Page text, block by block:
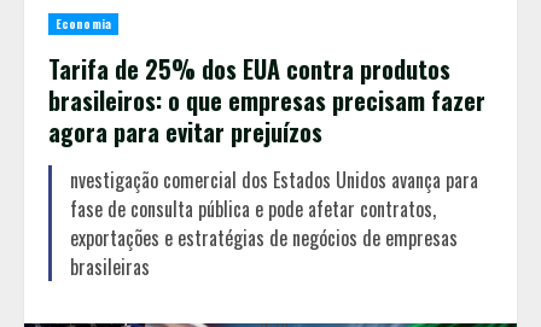
Economia
Tarifa de 25% dos EUA contra produtos
brasileiros: o que empresas precisam fazer
agora para evitar prejuízos
nvestigação comercial dos Estados Unidos avança para
fase de consulta pública e pode afetar contratos,
exportações e estratégias de negócios de empresas
brasileiras